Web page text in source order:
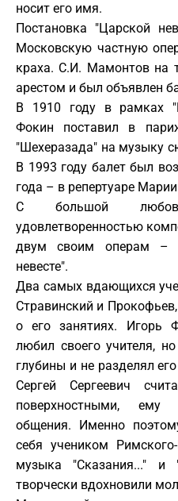
носит его имя.
Постановка "Царской
Московскую частную
краха. С.И. Мамонтов на
арестом и был объявлен
В 1910 году в рамках
Фокин поставил в
"Шехеразада" на музыку
В 1993 году балет был
года – в репертуаре
С большой
удовлетворенностью
двум своим операм –
невесте".
Два самых вдающихся
Стравинский и
о его занятиях. Игорь
любил своего учителя,
глубины и не разделял
Сергей Сергеевич
поверхностными, ему
общения. Именно
себя учеником
музыка "Сказания..." и
творчески вдохновили